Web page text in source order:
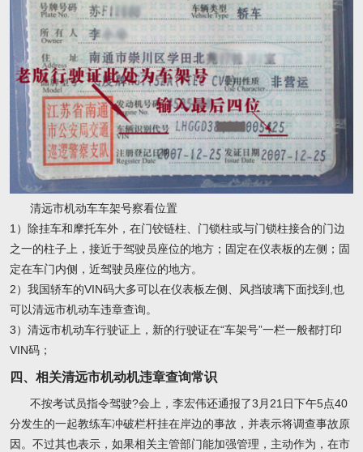
清远市机动车车架号察看位置
1）除挂车和摩托车外，在门铰链柱、门锁柱或与门锁柱接合的门边
之一的柱子上，接近于驾驶员座位的地方；固定在仪表板的左侧；固
定在车门内侧，近驾驶员座位的地方。
2）我国轿车的VIN码大多可以在仪表板左侧、风挡玻璃下面找到,也
可以清远市机动车违章查询。
3）清远市机动车行驶证上，新的行驶证在“车架号”一栏一般都打印
VIN码；
四、相关清远市机动机违章查询常识
不按考试员指令驾驶?会上，李宏伟还通报了3月21日下午5点40
分发生的一起教练车冲破栏杆挂在岸边的事故，并表示将调查事故原
因。不过其也表示，如果相关主管部门能加强管理，主动作为，在市